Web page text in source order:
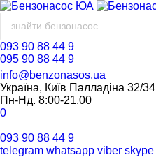
093 90 88 44 9
095 90 88 44 9
info@benzonasos.ua
Україна, Київ Палладіна 32/34
Пн-Нд. 8:00-21.00
0
093 90 88 44 9
telegram whatsapp viber skype